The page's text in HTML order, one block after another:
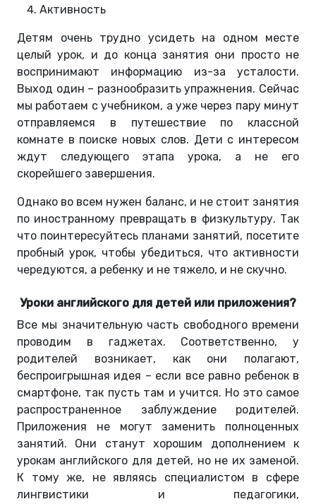
Активность
Детям очень трудно усидеть на одном месте
целый урок, и до конца занятия они просто не
воспринимают информацию из-за усталости.
Выход один – разнообразить упражнения. Сейчас
мы работаем с учебником, а уже через пару минут
отправляемся в путешествие по классной
комнате в поиске новых слов. Дети с интересом
ждут следующего этапа урока, а не его
скорейшего завершения.
Однако во всем нужен баланс, и не стоит занятия
по иностранному превращать в физкультуру. Так
что поинтересуйтесь планами занятий, посетите
пробный урок, чтобы убедиться, что активности
чередуются, а ребенку и не тяжело, и не скучно.
Уроки английского для детей или приложения?
Все мы значительную часть свободного времени
проводим в гаджетах. Соответственно, у
родителей возникает, как они полагают,
беспроигрышная идея – если все равно ребенок в
смартфоне, так пусть там и учится. Но это самое
распространенное заблуждение родителей.
Приложения не могут заменить полноценных
занятий. Они станут хорошим дополнением к
урокам английского для детей, но не их заменой.
К тому же, не являясь специалистом в сфере
лингвистики и педагогики,